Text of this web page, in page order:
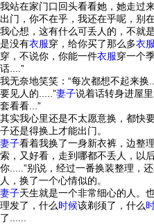
我站在家门口回头看看她，她走过
出门，你不在乎，我还在乎呢，别
我心想，这有什么可丢人的，不就
是没有衣服穿，给你买了那么多衣服
穿，不说你，你能一件衣服穿一个
话....”
我无奈地笑笑：“每次都想不起来换
要见人的.....”妻子说着话转身进屋
套看看...”
其实我心里还是不太愿意换，都快
子还是得换上才能出门。
妻子看着我换了一身新衣裤，边整
索，又好看，走到哪都不丢人，以
你.....”别说，经过一番换装整理，
人，换了一个心情似的。
妻子天生就是一个非常细心的人。
理发了，什么时候该剃须了，什么
了......